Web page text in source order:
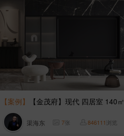
【案例】 【金茂府】现代 四居室 140㎡
渠海东 7张 846111浏览